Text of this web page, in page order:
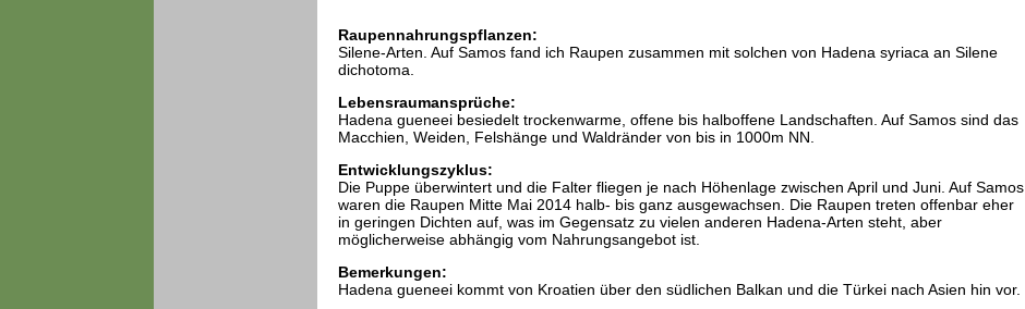
Raupennahrungspflanzen:
Silene-Arten. Auf Samos fand ich Raupen zusammen mit solchen von Hadena syriaca an Silene
dichotoma.
Lebensraumansprüche:
Hadena gueneei besiedelt trockenwarme, offene bis halboffene Landschaften. Auf Samos sind das
Macchien, Weiden, Felshänge und Waldränder von bis in 1000m NN.
Entwicklungszyklus:
Die Puppe überwintert und die Falter fliegen je nach Höhenlage zwischen April und Juni. Auf Samos
waren die Raupen Mitte Mai 2014 halb- bis ganz ausgewachsen. Die Raupen treten offenbar eher
in geringen Dichten auf, was im Gegensatz zu vielen anderen Hadena-Arten steht, aber
möglicherweise abhängig vom Nahrungsangebot ist.
Bemerkungen:
Hadena gueneei kommt von Kroatien über den südlichen Balkan und die Türkei nach Asien hin vor.